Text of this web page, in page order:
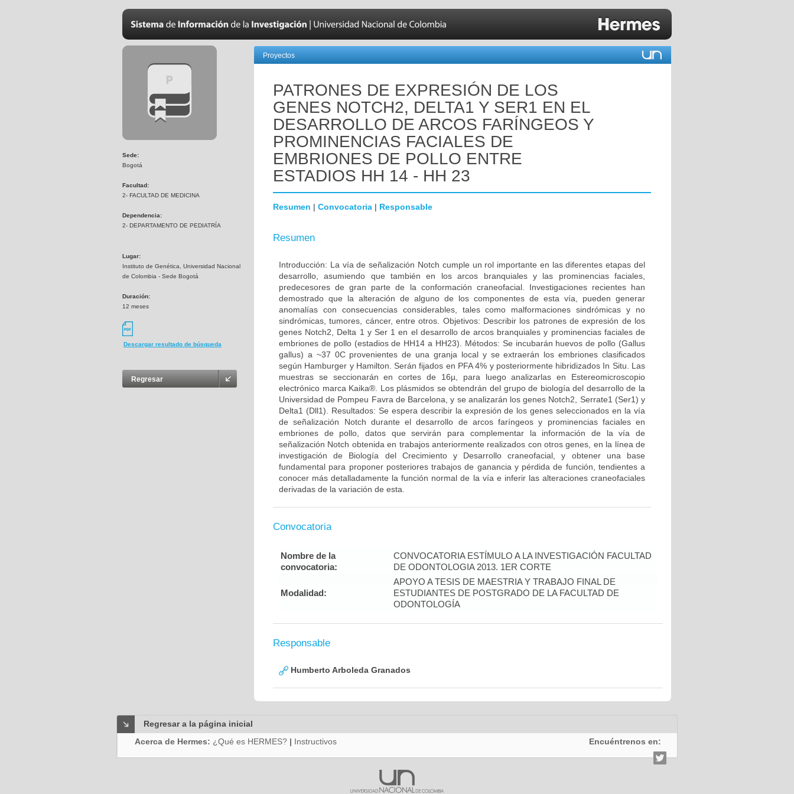
Sede:
Bogotá
Facultad:
2- FACULTAD DE MEDICINA
Dependencia:
2- DEPARTAMENTO DE PEDIATRÍA
Lugar:
Instituto de Genética, Universidad Nacional
de Colombia - Sede Bogotá
Duración:
12 meses
Descargar resultado de búsqueda
Regresar
Proyectos
PATRONES DE EXPRESIÓN DE LOS
GENES NOTCH2, DELTA1 Y SER1 EN EL
DESARROLLO DE ARCOS FARÍNGEOS Y
PROMINENCIAS FACIALES DE
EMBRIONES DE POLLO ENTRE
ESTADIOS HH 14 - HH 23
Resumen | Convocatoria | Responsable
Resumen
Introducción: La vía de señalización Notch cumple un rol importante en las diferentes etapas del
desarrollo, asumiendo que también en los arcos branquiales y las prominencias faciales,
predecesores de gran parte de la conformación craneofacial. Investigaciones recientes han
demostrado que la alteración de alguno de los componentes de esta vía, pueden generar
anomalías con consecuencias considerables, tales como malformaciones sindrómicas y no
sindrómicas, tumores, cáncer, entre otros. Objetivos: Describir los patrones de expresión de los
genes Notch2, Delta 1 y Ser 1 en el desarrollo de arcos branquiales y prominencias faciales de
embriones de pollo (estadios de HH14 a HH23). Métodos: Se incubarán huevos de pollo (Gallus
gallus) a ~37 0C provenientes de una granja local y se extraerán los embriones clasificados
según Hamburger y Hamilton. Serán fijados en PFA 4% y posteriormente hibridizados In Situ. Las
muestras se seccionarán en cortes de 16µ, para luego analizarlas en Estereomicroscopio
electrónico marca Kaika®. Los plásmidos se obtendrán del grupo de biología del desarrollo de la
Universidad de Pompeu Favra de Barcelona, y se analizarán los genes Notch2, Serrate1 (Ser1) y
Delta1 (Dll1). Resultados: Se espera describir la expresión de los genes seleccionados en la vía
de señalización Notch durante el desarrollo de arcos faríngeos y prominencias faciales en
embriones de pollo, datos que servirán para complementar la información de la vía de
señalización Notch obtenida en trabajos anteriormente realizados con otros genes, en la línea de
investigación de Biología del Crecimiento y Desarrollo craneofacial, y obtener una base
fundamental para proponer posteriores trabajos de ganancia y pérdida de función, tendientes a
conocer más detalladamente la función normal de la vía e inferir las alteraciones craneofaciales
derivadas de la variación de esta.
Convocatoria
Nombre de la
convocatoria:
CONVOCATORIA ESTÍMULO A LA INVESTIGACIÓN FACULTAD
DE ODONTOLOGIA 2013. 1ER CORTE
Modalidad:
APOYO A TESIS DE MAESTRIA Y TRABAJO FINAL DE
ESTUDIANTES DE POSTGRADO DE LA FACULTAD DE
ODONTOLOGÍA
Responsable
Humberto Arboleda Granados
Regresar a la página inicial
Acerca de Hermes: ¿Qué es HERMES? | Instructivos Encuéntrenos en: